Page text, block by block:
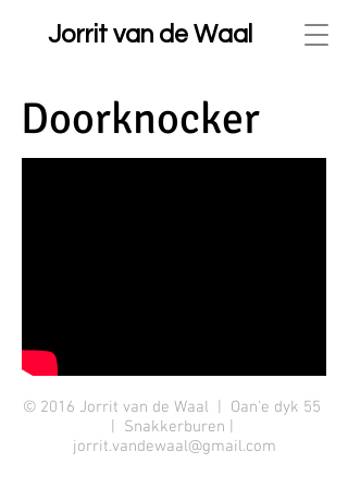
Jorrit van de Waal
Doorknocker
© 2016 Jorrit van de Waal | Oan'e dyk 55
| Snakkerburen |
jorrit.vandewaal@gmail.com